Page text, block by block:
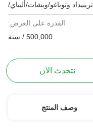
ترينيداد وتوباغو/ويشات/أليباي/
القدرة على العرض:
500,000 / سنة
نتحدث الآن
وصف المنتج